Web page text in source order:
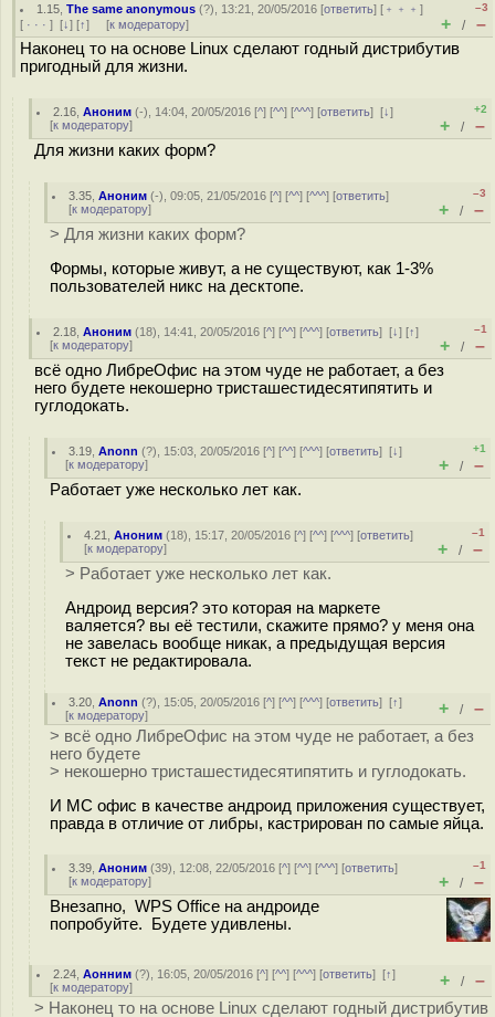
1.15 ,The same anonymous (?), 13:21, 20/05/2016 [ответить] [ ﹢﹢﹢]
[ · · · ] [↓] [↑] [к модератору]
–3
+ / –
Наконец то на основе Linux сделают годный дистрибутив
пригодный для жизни.
2.16 ,Аноним (-), 14:04, 20/05/2016 [^] [^^] [^^^] [ответить][↓]
[к модератору]
+2
+ / –
Для жизни каких форм?
3.35 ,Аноним (-), 09:05, 21/05/2016 [^] [^^] [^^^] [ответить]
[к модератору]
–3
+ / –
> Для жизни каких форм?
Формы, которые живут, а не существуют, как 1-3%
пользователей никс на десктопе.
2.18 ,Аноним (18), 14:41, 20/05/2016 [^] [^^] [^^^] [ответить][↓] [↑]
[к модератору]
–1
+ / –
всё одно ЛибреОфис на этом чуде не работает, а без
него будете некошерно тристашестидесятипятить и
гуглодокать.
3.19 ,Anonn (?), 15:03, 20/05/2016 [^] [^^] [^^^] [ответить][↓]
[к модератору]
+1
+ / –
Работает уже несколько лет как.
4.21 ,Аноним (18), 15:17, 20/05/2016 [^] [^^] [^^^] [ответить]
[к модератору]
–1
+ / –
> Работает уже несколько лет как.
Андроид версия? это которая на маркете
валяется? вы её тестили, скажите прямо? у меня она
не завелась вообще никак, а предыдущая версия
текст не редактировала.
3.20 ,Anonn (?), 15:05, 20/05/2016 [^] [^^] [^^^] [ответить][↑]
[к модератору] + / –
> всё одно ЛибреОфис на этом чуде не работает, а без
него будете
> некошерно тристашестидесятипятить и гуглодокать.
И МС офис в качестве андроид приложения существует,
правда в отличие от либры, кастрирован по самые яйца.
3.39 ,Аноним (39), 12:08, 22/05/2016 [^] [^^] [^^^] [ответить]
[к модератору]
–1
+ / –
Внезапно, WPS Office на андроиде
попробуйте. Будете удивлены.
2.24 ,Аонним (?), 16:05, 20/05/2016 [^] [^^] [^^^] [ответить][↑]
[к модератору] + / –
> Наконец то на основе Linux сделают годный дистрибутив